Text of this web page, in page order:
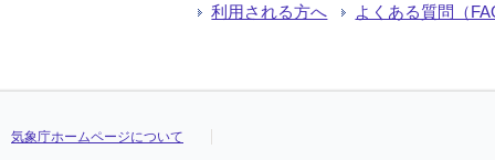
利用される方へ よくある質問（
気象庁ホームページについて